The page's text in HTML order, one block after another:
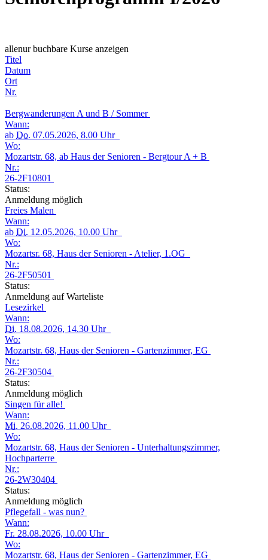
allenur buchbare Kurse anzeigen
Titel
Datum
Ort
Nr.
Bergwanderungen A und B / Sommer
Wann:
ab Do. 07.05.2026, 8.00 Uhr
Wo:
Mozartstr. 68, ab Haus der Senioren - Bergtour A + B
Nr.:
26-2F10801
Status:
Anmeldung möglich
Freies Malen
Wann:
ab Di. 12.05.2026, 10.00 Uhr
Wo:
Mozartsr. 68, Haus der Senioren - Atelier, 1.OG
Nr.:
26-2F50501
Status:
Anmeldung auf Warteliste
Lesezirkel
Wann:
Di. 18.08.2026, 14.30 Uhr
Wo:
Mozartstr. 68, Haus der Senioren - Gartenzimmer, EG
Nr.:
26-2F30504
Status:
Anmeldung möglich
Singen für alle!
Wann:
Mi. 26.08.2026, 11.00 Uhr
Wo:
Mozartstr. 68, Haus der Senioren - Unterhaltungszimmer,
Hochparterre
Nr.:
26-2W30404
Status:
Anmeldung möglich
Pflegefall - was nun?
Wann:
Fr. 28.08.2026, 10.00 Uhr
Wo:
Mozartstr. 68, Haus der Senioren - Gartenzimmer, EG